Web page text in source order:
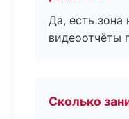
Да, есть зона
видеоотчёты
Сколько